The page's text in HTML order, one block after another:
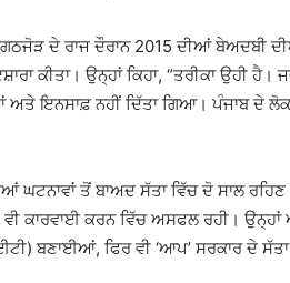
ਗਠਜੋੜ ਦੇ ਰਾਜ ਦੌਰਾਨ 2015 ਦੀਆਂ ਬੇਅਦਬੀ
ਕੀਤਾ। ਉਨ੍ਹਾਂ ਕਿਹਾ, “ਤਰੀਕਾ ਉਹੀ ਹੈ।
ਅਤੇ ਇਨਸਾਫ਼ ਨਹੀਂ ਦਿੱਤਾ ਗਿਆ। ਪੰਜਾਬ ਦੇ
ਘਟਨਾਵਾਂ ਤੋਂ ਬਾਅਦ ਸੱਤਾ ਵਿੱਚ ਦੋ ਸਾਲ
ਵੀ ਕਾਰਵਾਈ ਕਰਨ ਵਿੱਚ ਅਸਫਲ ਰਹੀ।
ਬਣਾਈਆਂ, ਫਿਰ ਵੀ ‘ਆਪ’ ਸਰਕਾਰ ਦੇ